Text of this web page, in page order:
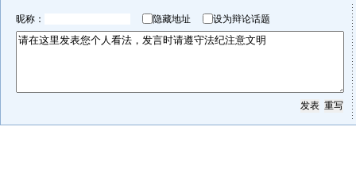
昵称： 隐藏地址 设为辩论话题